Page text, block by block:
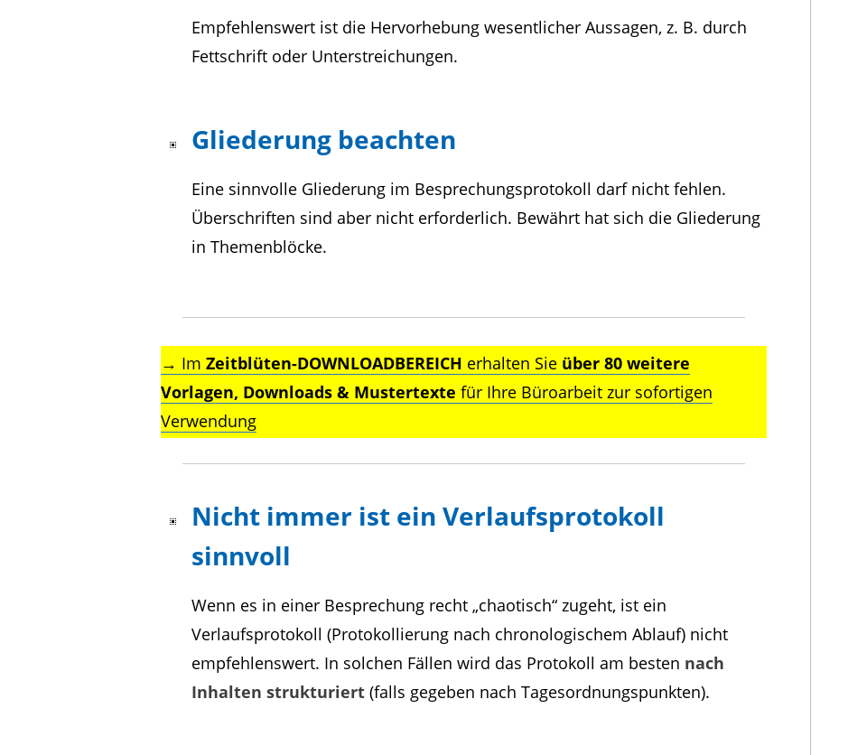
Empfehlenswert ist die Hervorhebung wesentlicher Aussagen, z. B. durch
Fettschrift oder Unterstreichungen.
Gliederung beachten
Eine sinnvolle Gliederung im Besprechungsprotokoll darf nicht fehlen.
Überschriften sind aber nicht erforderlich. Bewährt hat sich die Gliederung
in Themenblöcke.
→ Im Zeitblüten-DOWNLOADBEREICH erhalten Sie über 80 weitere
Vorlagen, Downloads & Mustertexte für Ihre Büroarbeit zur sofortigen
Verwendung
Nicht immer ist ein Verlaufsprotokoll
sinnvoll
Wenn es in einer Besprechung recht „chaotisch“ zugeht, ist ein
Verlaufsprotokoll (Protokollierung nach chronologischem Ablauf) nicht
empfehlenswert. In solchen Fällen wird das Protokoll am besten nach
Inhalten strukturiert (falls gegeben nach Tagesordnungspunkten).